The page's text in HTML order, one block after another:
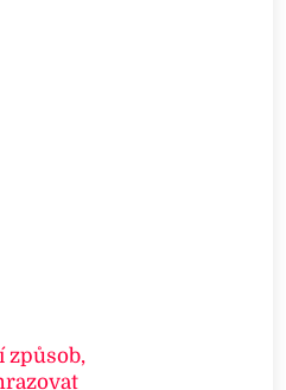
způsob,